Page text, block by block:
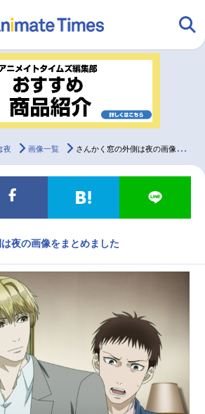
キング アニメ
なの声
・アプリ 音楽 コスプレ
Vtuber トレンド
声優記事一覧
実写化映画一覧
夏アニメ
夜 画像一覧 さんかく窓の外側は夜の画像をまとめました
夜の画像をまとめました